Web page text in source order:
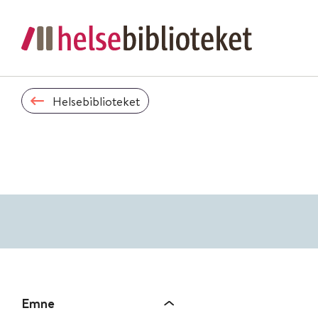
Helsebiblioteket
Emne